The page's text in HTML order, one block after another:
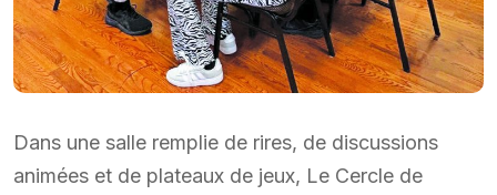
Dans une salle remplie de rires, de discussions
animées et de plateaux de jeux, Le Cercle de